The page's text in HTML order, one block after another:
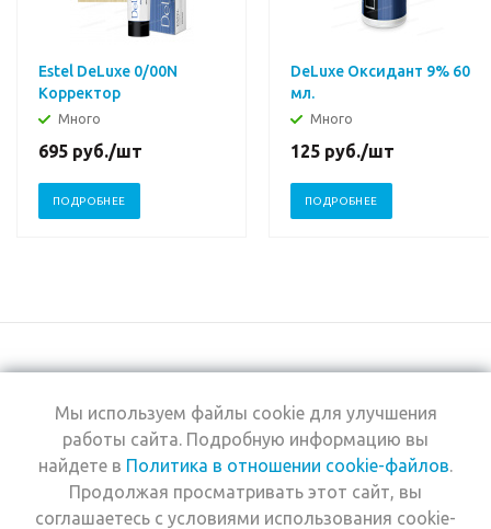
Estel DeLuxe 0/00N
Корректор
нейтральный
Много
695 руб./шт
ПОДРОБНЕЕ
DeLuxe Оксидант 9% 60
мл.
Много
125 руб./шт
ПОДРОБНЕЕ
+7 (495) 969-0950
2026 © Интернет-
магазин Estel
Компания
Информация
Помощь
Мы используем файлы cookie для улучшения
работы сайта. Подробную информацию вы
найдете в Политика в отношении cookie-файлов.
Продолжая просматривать этот сайт, вы
соглашаетесь с условиями использования cookie-